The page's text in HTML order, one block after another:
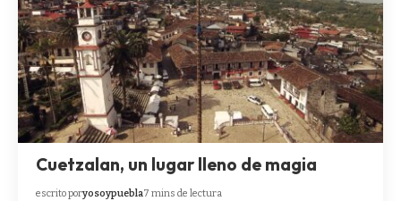
Cuetzalan, un lugar lleno de magia
escrito poryosoypuebla7 mins de lectura